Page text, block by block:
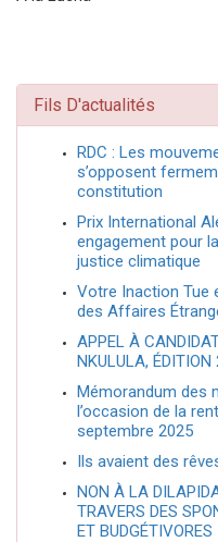
Fils D'actualités
RDC : Les
s’opposent
constitution
Prix International
engagement pour
justice climatique
Votre Inaction Tue
des Affaires
APPEL À
NKULULA,
Mémorandum des
l’occasion de la
septembre 2025
Ils avaient des
NON À LA
TRAVERS DES
ET BUDGÉTIVORES